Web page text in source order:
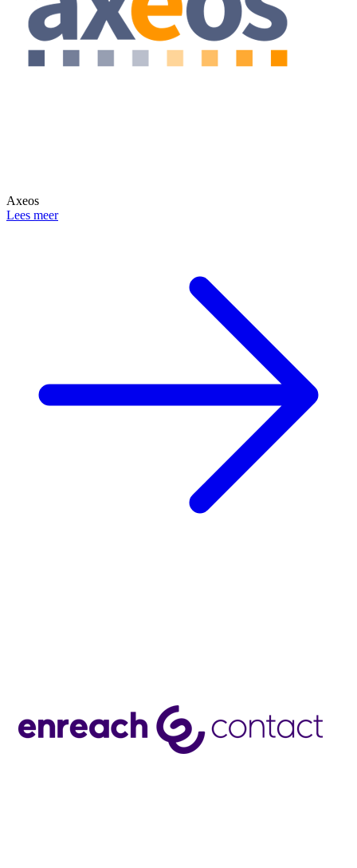
Axeos
Lees meer